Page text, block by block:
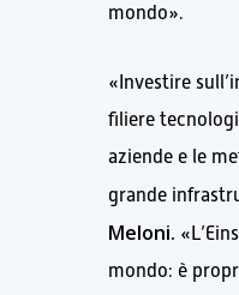
mondo».
«Investire
filiere
aziende e le
grande
Meloni.
mondo: è